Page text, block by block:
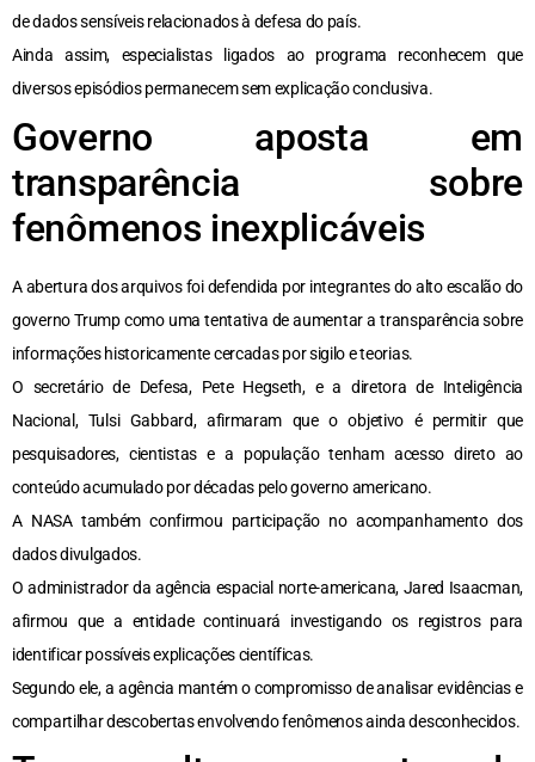
de dados sensíveis relacionados à defesa do país.
Ainda assim, especialistas ligados ao programa reconhecem que
diversos episódios permanecem sem explicação conclusiva.
Governo aposta em
transparência sobre
fenômenos inexplicáveis
A abertura dos arquivos foi defendida por integrantes do alto escalão do
governo Trump como uma tentativa de aumentar a transparência sobre
informações historicamente cercadas por sigilo e teorias.
O secretário de Defesa, Pete Hegseth, e a diretora de Inteligência
Nacional, Tulsi Gabbard, afirmaram que o objetivo é permitir que
pesquisadores, cientistas e a população tenham acesso direto ao
conteúdo acumulado por décadas pelo governo americano.
A NASA também confirmou participação no acompanhamento dos
dados divulgados.
O administrador da agência espacial norte-americana, Jared Isaacman,
afirmou que a entidade continuará investigando os registros para
identificar possíveis explicações científicas.
Segundo ele, a agência mantém o compromisso de analisar evidências e
compartilhar descobertas envolvendo fenômenos ainda desconhecidos.